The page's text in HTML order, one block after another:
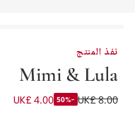
نفذ المنتج
Mimi & Lula
ربطات شعر صغيرة بتصميم حورية
UK£ 8.00
-50%
UK£ 4.00